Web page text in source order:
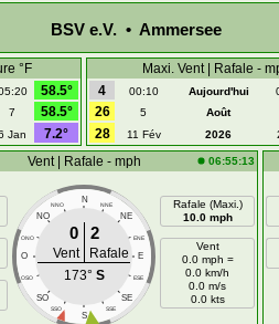
BSV e.V. • Ammersee
°F
58.5°
7
58.5°
Jan 7.2°
Maxi. Vent | Rafale -
4
00:10 Aujourd'hui
26
5 Août
28
11 Fév 2026
Vent | Rafale - mph 06:55:13
N
NNO NNE
NO NE
ONO ENE
O E
OSO ESE
SO SE
SSO SSE
S
0 2
Vent
Rafale
173° S
Rafale (Maxi.)
10.0 mph
Vent
0.0 mph =
0.0 km/h
0.0 m/s
0.0 kts